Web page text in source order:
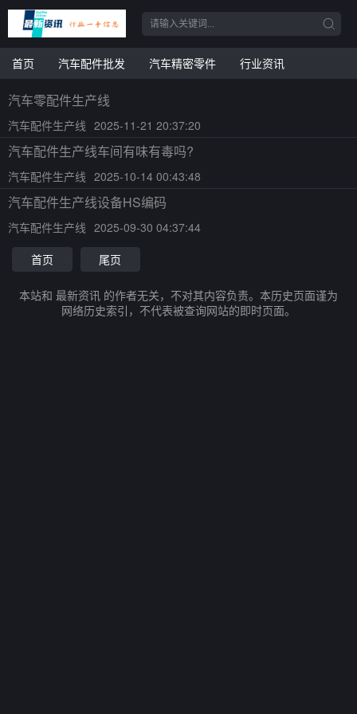
首页 汽车配件批发 汽车精密零件 行业资讯
汽车零配件生产线
汽车配件生产线 2025-11-21 20:37:20
汽车配件生产线车间有味有毒吗?
汽车配件生产线 2025-10-14 00:43:48
汽车配件生产线设备HS编码
汽车配件生产线 2025-09-30 04:37:44
首页
尾页
本站和 最新资讯 的作者无关，不对其内容负责。本历史页面谨为
网络历史索引，不代表被查询网站的即时页面。